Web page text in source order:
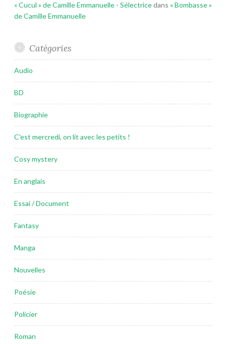
« Cucul » de Camille Emmanuelle - Sélectricedans « Bombasse »
de Camille Emmanuelle
Catégories
Audio
BD
Biographie
C'est mercredi, on lit avec les petits !
Cosy mystery
En anglais
Essai / Document
Fantasy
Manga
Nouvelles
Poésie
Policier
Roman